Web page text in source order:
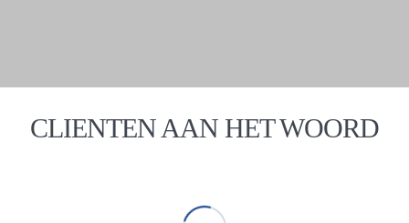
CLIENTEN AAN HET WOORD